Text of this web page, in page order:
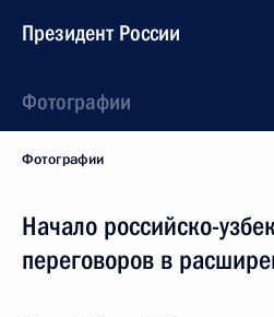
Президент России
Фотографии
Фотографии
Начало российско-
переговоров в